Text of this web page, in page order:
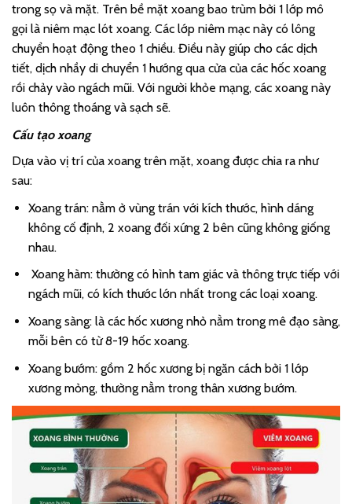
trong sọ và mặt. Trên bề mặt xoang bao trùm bởi 1 lớp mô
gọi là niêm mạc lót xoang. Các lớp niêm mạc này có lông
chuyển hoạt động theo 1 chiều. Điều này giúp cho các dịch
tiết, dịch nhầy di chuyển 1 hướng qua cửa của các hốc xoang
rồi chảy vào ngách mũi. Với người khỏe mạng, các xoang này
luôn thông thoáng và sạch sẽ.
Cấu tạo xoang
Dựa vào vị trí của xoang trên mặt, xoang được chia ra như
sau:
Xoang trán: nằm ở vùng trán với kích thước, hình dáng
không cố định, 2 xoang đối xứng 2 bên cũng không giống
nhau.
Xoang hàm: thường có hình tam giác và thông trực tiếp với
ngách mũi, có kích thước lớn nhất trong các loại xoang.
Xoang sàng: là các hốc xương nhỏ nằm trong mê đạo sàng,
mỗi bên có từ 8-19 hốc xoang.
Xoang bướm: gồm 2 hốc xương bị ngăn cách bởi 1 lớp
xương mỏng, thường nằm trong thân xương bướm.